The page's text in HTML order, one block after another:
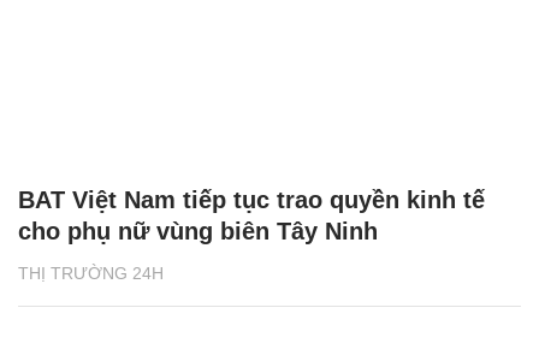
THỊ TRƯỜNG 24H
BAT Việt Nam tiếp tục trao quyền kinh tế
cho phụ nữ vùng biên Tây Ninh